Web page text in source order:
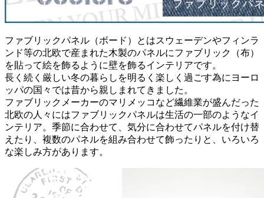
ファブリックパネル（ボード）とはスウェーデンやフィンラ
ンド等の北欧で産まれた木製のパネルにファブリック（布）
を貼って絵を飾るように壁を飾るインテリアです。
長く続く厳しい冬の暮らしを明るく楽しく過ごす為にヨーロ
ッパの国々では昔から親しまれてきました。
ファブリックメーカーのマリメッコなど繊維業が盛んだった
北欧の人々にはファブリックパネルは生活の一部のようなイ
ンテリア。季節に合わせて、気分に合わせてパネルを付け替
えたり、複数のパネルを組み合わせて飾ったりと、いろいろ
な楽しみ方があります。